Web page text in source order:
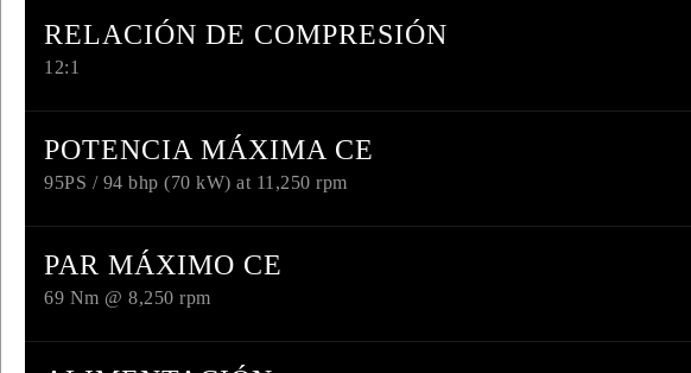
RELACIÓN DE COMPRESIÓN
12:1
POTENCIA MÁXIMA CE
95PS / 94 bhp (70 kW) at 11,250 rpm
PAR MÁXIMO CE
69 Nm @ 8,250 rpm